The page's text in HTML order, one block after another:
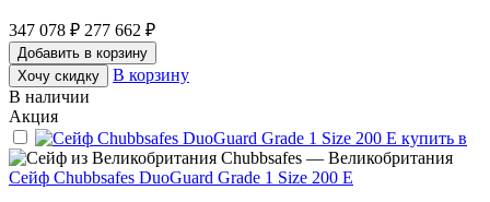
347 078 ₽ 277 662 ₽
Добавить в корзину
Хочу скидку
В корзину
В наличии
Акция
Chubbsafes — Великобритания
Сейф Chubbsafes DuoGuard Grade 1 Size 200 Е